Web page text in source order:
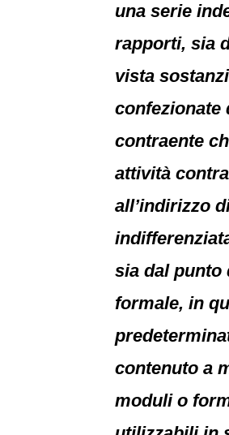
una serie
rapporti, sia
vista
confezionate
contraente
attività
all’indirizzo
sia dal punto
formale, in
contenuto a
moduli o